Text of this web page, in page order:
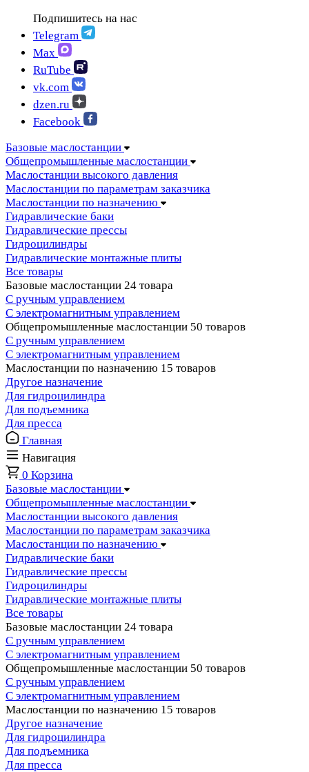
Подпишитесь на нас
Telegram
Max
RuTube
vk.com
dzen.ru
Facebook
Базовые маслостанции
Общепромышленные маслостанции
Маслостанции высокого давления
Маслостанции по параметрам заказчика
Маслостанции по назначению
Гидравлические баки
Гидравлические прессы
Гидроцилиндры
Гидравлические монтажные плиты
Все товары
Базовые маслостанции 24 товара
С ручным управлением
С электромагнитным управлением
Общепромышленные маслостанции 50 товаров
С ручным управлением
С электромагнитным управлением
Маслостанции по назначению 15 товаров
Другое назначение
Для гидроцилиндра
Для подъемника
Для пресса
Главная
Навигация
0 Корзина
Базовые маслостанции
Общепромышленные маслостанции
Маслостанции высокого давления
Маслостанции по параметрам заказчика
Маслостанции по назначению
Гидравлические баки
Гидравлические прессы
Гидроцилиндры
Гидравлические монтажные плиты
Все товары
Базовые маслостанции 24 товара
С ручным управлением
С электромагнитным управлением
Общепромышленные маслостанции 50 товаров
С ручным управлением
С электромагнитным управлением
Маслостанции по назначению 15 товаров
Другое назначение
Для гидроцилиндра
Для подъемника
Для пресса